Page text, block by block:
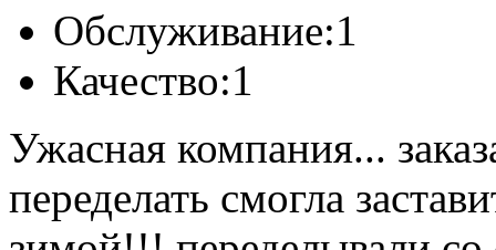
Обслуживание:1
Качество:1
Ужасная компания...
переделать смогла